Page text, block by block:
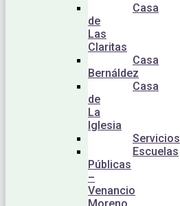
Casa
de
Las
Claritas
Casa
Bernáldez
Casa
de
La
Iglesia
Servicios
Escuelas
Públicas
–
Venancio